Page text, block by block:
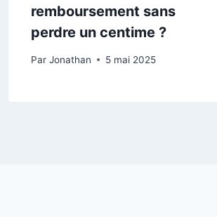
remboursement sans
perdre un centime ?
Par Jonathan 5 mai 2025